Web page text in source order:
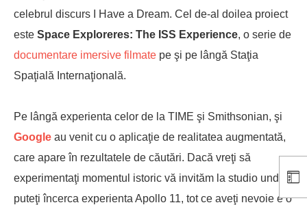
celebrul discurs I Have a Dream. Cel de-al doilea proiect
este Space Exploreres: The ISS Experience, o serie de
documentare imersive filmate pe şi pe lângă Staţia
Spaţială Internaţională.
Pe lângă experienta celor de la TIME şi Smithsonian, şi
Google au venit cu o aplicaţie de realitatea augmentată,
care apare în rezultatele de căutări. Dacă vreţi să
experimentaţi momentul istoric vă invităm la studio unde
puteţi încerca experienta Apollo 11, tot ce aveţi nevoie e o